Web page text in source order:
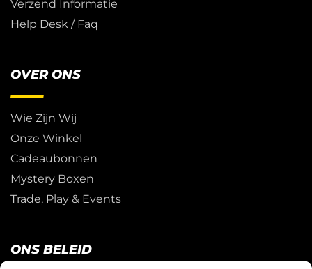
Verzend Informatie
Help Desk / Faq
OVER ONS
Wie Zijn Wij
Onze Winkel
Cadeaubonnen
Mystery Boxen
Trade, Play & Events
ONS BELEID